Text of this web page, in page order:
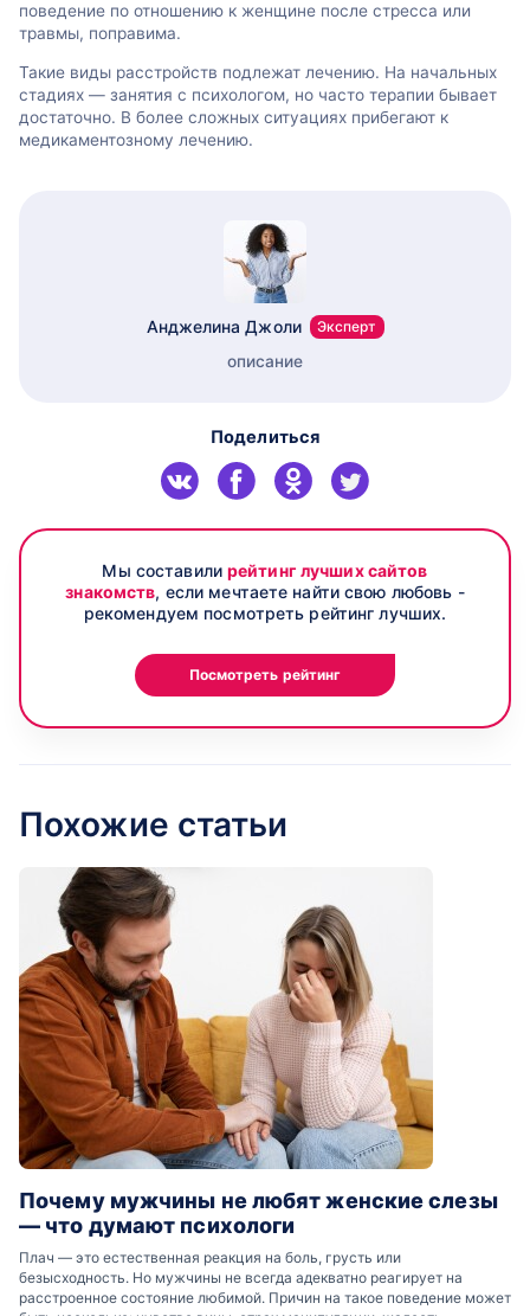
поведение по отношению к женщине после стресса или
травмы, поправима.
Такие виды расстройств подлежат лечению. На начальных
стадиях — занятия с психологом, но часто терапии бывает
достаточно. В более сложных ситуациях прибегают к
медикаментозному лечению.
Анджелина Джоли Эксперт
описание
Поделиться
Мы составилирейтинг лучших сайтов
знакомств, если мечтаете найти свою любовь -
рекомендуем посмотреть рейтинг лучших.
Посмотреть рейтинг
Похожие статьи
Почему мужчины не любят женские слезы
— что думают психологи
Плач — это естественная реакция на боль, грусть или
безысходность. Но мужчины не всегда адекватно реагирует на
расстроенное состояние любимой. Причин на такое поведение может